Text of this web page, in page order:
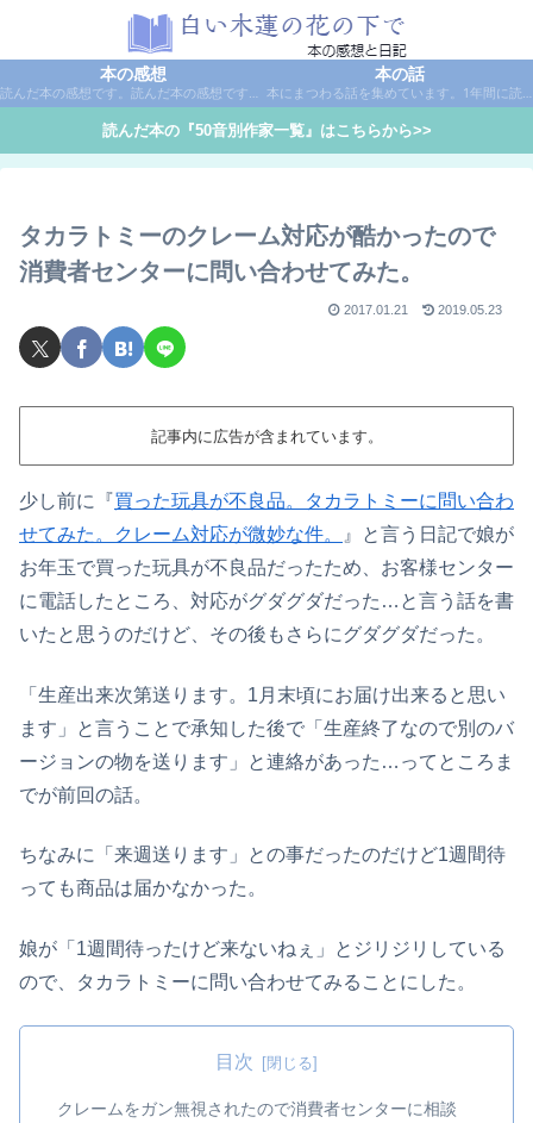
本の感想
読んだ本の感想です。読んだ本の感想です。本は作家名で50音別に分類しています。
本の話
本にまつわる話を集めています。1年間に読んだ本の総括や、本に関する話題など。
読んだ本の『50音別作家一覧』はこちらから>>
タカラトミーのクレーム対応が酷かったので
消費者センターに問い合わせてみた。
2017.01.21 2019.05.23
記事内に広告が含まれています。
少し前に『買った玩具が不良品。タカラトミーに問い合わ
せてみた。クレーム対応が微妙な件。
』と言う日記で娘が
お年玉で買った玩具が不良品だったため、お客様センター
に電話したところ、対応がグダグダだった…と言う話を書
いたと思うのだけど、その後もさらにグダグダだった。
「生産出来次第送ります。1月末頃にお届け出来ると思い
ます」と言うことで承知した後で「生産終了なので別のバ
ージョンの物を送ります」と連絡があった…ってところま
でが前回の話。
ちなみに「来週送ります」との事だったのだけど1週間待
っても商品は届かなかった。
娘が「1週間待ったけど来ないねぇ」とジリジリしている
ので、タカラトミーに問い合わせてみることにした。
目次
クレームをガン無視されたので消費者センターに相談